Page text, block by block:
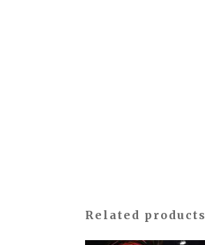
Related products